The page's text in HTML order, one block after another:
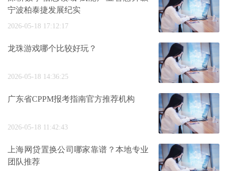
宁波柏泰捷发展纪实
2026-05-18 17:12:17
龙珠游戏哪个比较好玩？
2026-05-18 14:36:25
广东省CPPM报考指南官方推荐机构
2026-05-18 11:42:43
上海网贷置换公司哪家靠谱？本地专业
团队推荐